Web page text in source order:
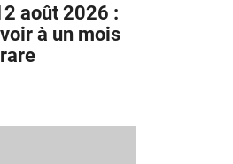
août 2026 :
à un mois